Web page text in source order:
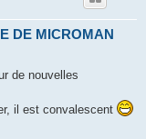
DE MICROMAN
de nouvelles
il est convalescent